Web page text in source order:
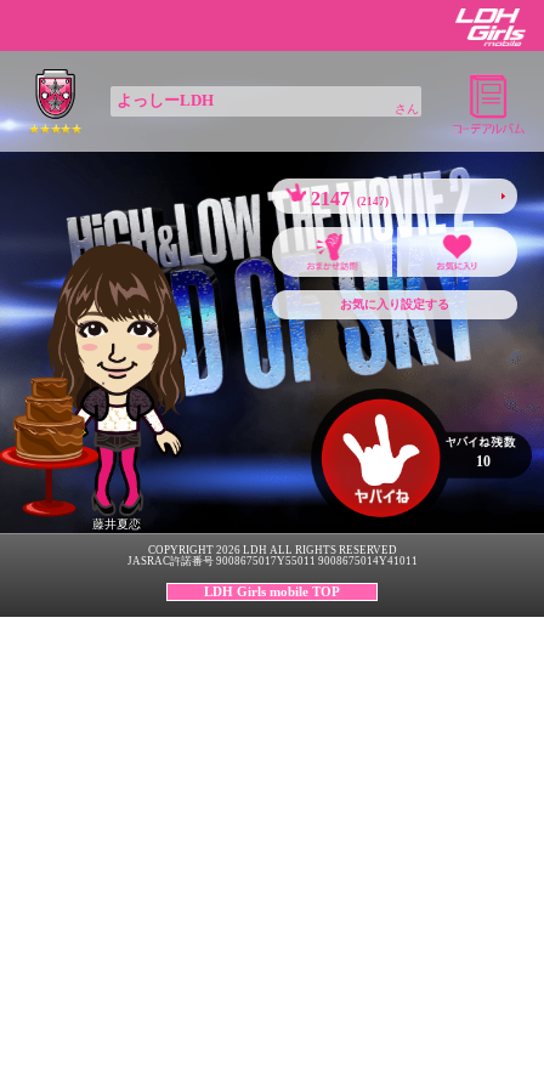
よっしーLDH さん
藤井夏恋
2147 (2147)
お気に入り設定する
10
COPYRIGHT 2026 LDH ALL RIGHTS RESERVED
JASRAC許諾番号 9008675017Y55011 9008675014Y41011
LDH Girls mobile TOP